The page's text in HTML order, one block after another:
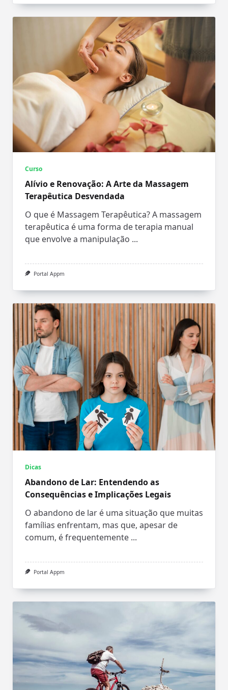
Curso
Alívio e Renovação: A Arte da Massagem
Terapêutica Desvendada
O que é Massagem Terapêutica? A massagem
terapêutica é uma forma de terapia manual
que envolve a manipulação ...
Portal Appm
Dicas
Abandono de Lar: Entendendo as
Consequências e Implicações Legais
O abandono de lar é uma situação que muitas
famílias enfrentam, mas que, apesar de
comum, é frequentemente ...
Portal Appm